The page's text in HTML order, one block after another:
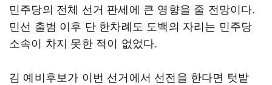
민주당의 전체 선거 판세에 큰 영향을 줄 전망이다.
민선 출범 이후 단 한차례도 도백의 자리는 민주당
소속이 차지 못한 적이 없었다.
김 예비후보가 이번 선거에서 선전을 한다면 텃밭